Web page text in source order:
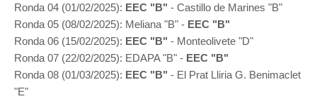
Ronda 04 (01/02/2025): EEC "B" - Castillo de Marines "B"
Ronda 05 (08/02/2025): Meliana "B" - EEC "B"
Ronda 06 (15/02/2025): EEC "B" - Monteolivete "D"
Ronda 07 (22/02/2025): EDAPA "B" - EEC "B"
Ronda 08 (01/03/2025): EEC "B" - El Prat Lliria G. Benimaclet
"E"